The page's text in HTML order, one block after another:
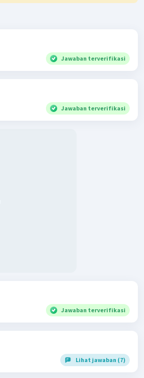
Jawaban terverifikasi
Jawaban terverifikasi
Jawaban terverifikasi
Lihat jawaban (7)